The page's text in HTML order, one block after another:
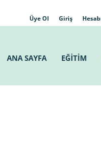
Üye Ol Giriş
ANA SAYFA EĞİTİM